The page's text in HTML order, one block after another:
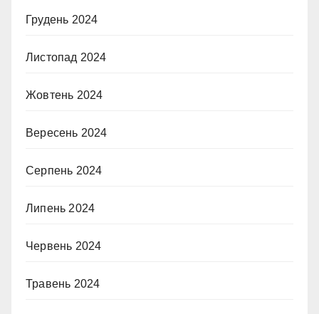
Грудень 2024
Листопад 2024
Жовтень 2024
Вересень 2024
Серпень 2024
Липень 2024
Червень 2024
Травень 2024